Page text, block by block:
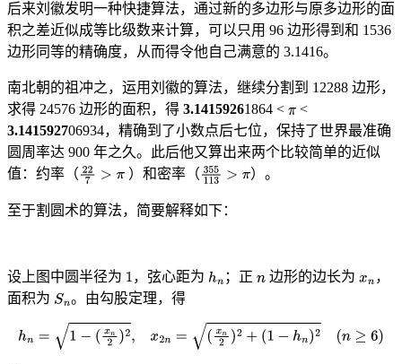
后来刘徽发明一种快捷算法，通过新的多边形与原多边形的面
积之差近似成等比级数来计算，可以只用 96 边形得到和 1536
边形同等的精确度，从而得令他自己满意的 3.1416。
南北朝的祖冲之，运用刘徽的算法，继续分割到 12288 边形，
求得 24576 边形的面积，得 3.14159261864 <
<
3.141592706934，精确到了小数点后七位，保持了世界最准确
圆周率达 900 年之久。此后他又算出来两个比较简单的近似
值：约率（
）和密率（ ）。
至于割圆术的算法，简要解释如下：
设上图中圆半径为 ，弦心距为 ；正 边形的边长为
，
面积为
。由勾股定理，得